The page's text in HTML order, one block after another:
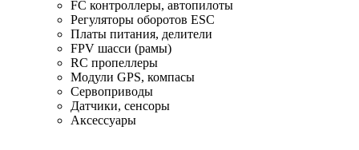
FC контроллеры, автопилоты
Регуляторы оборотов ESC
Платы питания, делители
FPV шасси (рамы)
RC пропеллеры
Модули GPS, компасы
Сервоприводы
Датчики, сенсоры
Аксессуары